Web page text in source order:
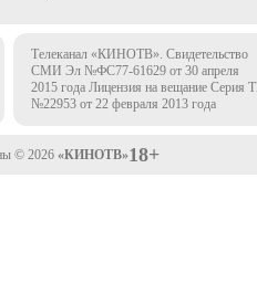
Телеканал «КИНОТВ». Свидетельство
СМИ Эл №ФС77-61629 от 30 апреля
2015 года Лицензия на вещание Серия
№22953 от 22 февраля 2013 года
© 2026 «КИНОТВ»18+